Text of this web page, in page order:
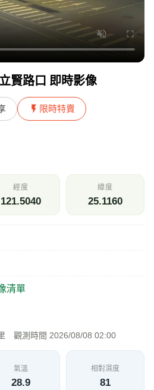
賢路口 即時影像
限時特賣
經度
121.5040
緯度
25.1160
清單
觀測時間 2026/08/08 02:00
氣溫
28.9
相對濕度
81